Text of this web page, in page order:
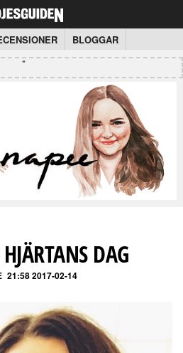
BLOGGAR
DAG
21:58 2017-02-14